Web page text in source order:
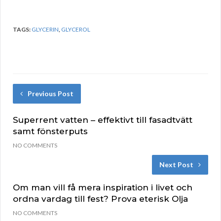
TAGS: GLYCERIN, GLYCEROL
Previous Post
Superrent vatten – effektivt till fasadtvätt
samt fönsterputs
NO COMMENTS
Next Post
Om man vill få mera inspiration i livet och
ordna vardag till fest? Prova eterisk Olja
NO COMMENTS